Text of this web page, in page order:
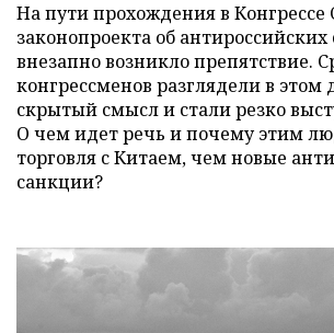
На пути прохождения в
законопроекта об
внезапно возникло препятствие.
конгрессменов разглядели в этом
скрытый смысл и стали резко
О чем идет речь и почему этим
торговля с Китаем, чем новые
санкции?